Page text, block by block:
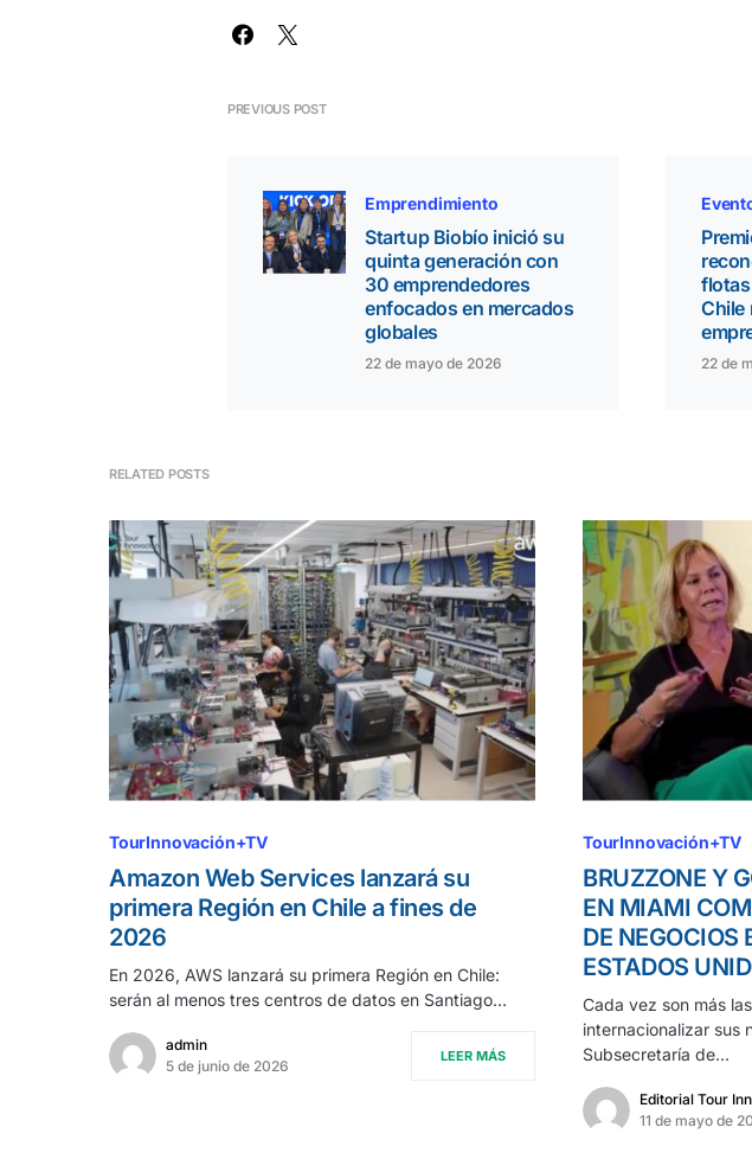
PREVIOUS POST
Emprendimiento
Startup Biobío inició su
quinta generación con
30 emprendedores
enfocados en mercados
globales
22 de mayo de 2026
Chile
22 de
RELATED POSTS
TourInnovación+TV
Amazon Web Services lanzará su
primera Región en Chile a fines de
2026
En 2026, AWS lanzará su primera Región en Chile:
serán al menos tres centros de datos en Santiago…
admin
5 de junio de 2026
LEER MÁS
TourInnovación+TV
BRUZZONE Y
EN MIAMI
DE NEGOCIOS
ESTADOS
Cada vez son más
internacionalizar sus
Subsecretaría de…
Editorial Tour
11 de mayo de